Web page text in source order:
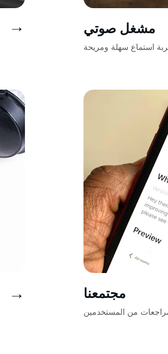
مشغل صوتي
استماع سهلة ومريحة
مجتمعنا
من المستخدمين
→
→